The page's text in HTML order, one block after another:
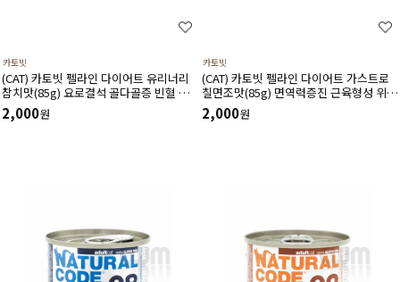
카토빗
(CAT) 카토빗 펠라인 다이어트 유리너리
참치맛(85g) 요로결석 골다골증 빈혈 신
장질환 예방 및 개선 할인제외상품
2,000원
카토빗
(CAT) 카토빗 펠라인 다이어트 가스트로
칠면조맛(85g) 면역력증진 근육형성 위장
케어 할인제외상품
2,000원